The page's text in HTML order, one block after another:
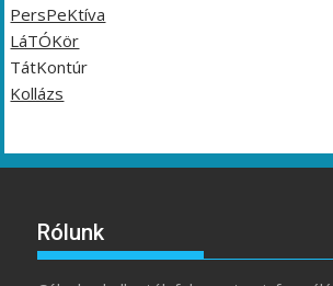
PersPeKtíva
LáTÓKör
TátKontúr
Kollázs
Rólunk